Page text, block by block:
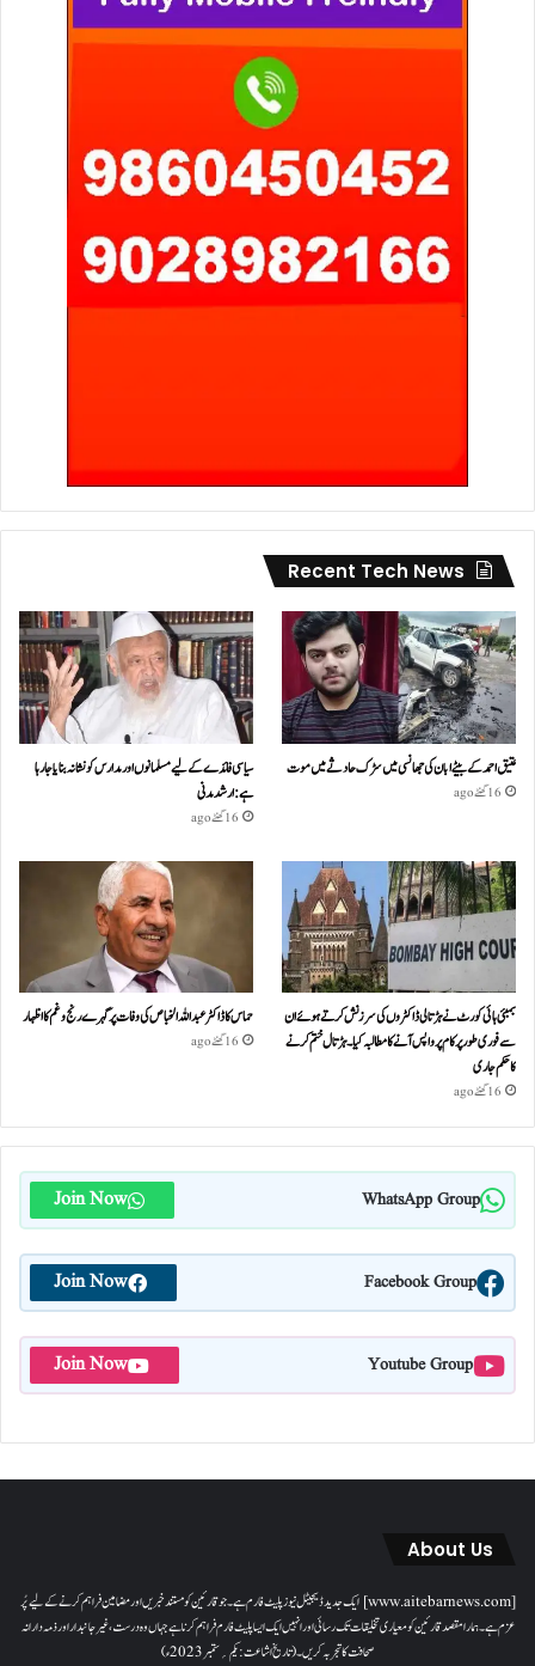
Recent Tech News
عتیق احمد کے بیٹے ابان کی جھانسی میں سڑک حادثے میں موت
16 گھنٹے ago
سیاسی فائدے کے لیے مسلمانوں اور مدارس کو نشانہ بنایا جا رہا
ہے: ارشد مدنی
16 گھنٹے ago
بمبئی ہائی کورٹ نے ہڑتالی ڈاکٹروں کی سرزنش کرتے ہوئے ان
سے فوری طور پر کام پر واپس آنے کا مطالبہ کیا۔ہڑتال ختم کرنے
کا حکم جاری
16 گھنٹے ago
حماس کا ڈاکٹر عبداللہ الخباص کی وفات پر گہرے رنج وغم کااظہار
16 گھنٹے ago
WhatsApp Group
Join Now
Facebook Group
Join Now
Youtube Group
Join Now
About Us
[www.aitebarnews.com] ایک جدید ڈیجیٹل نیوز پلیٹ فارم ہے۔ جو قارئین کو مستند خبریں اور مضامین فراہم کرنے کے لیے پُر
عزم ہے۔ ہمارا مقصدقارئین کو معیاری تخلیقات تک رسائی اور انہیں ایک ایسا پلیٹ فارم فراہم کرنا ہے جہاں وہ درست، غیر جانبدار اور ذمہ دارانہ
صحافت کا تجربہ کریں۔( تاریخ اشاعت : یکم؍ ستمبر 2023ء)